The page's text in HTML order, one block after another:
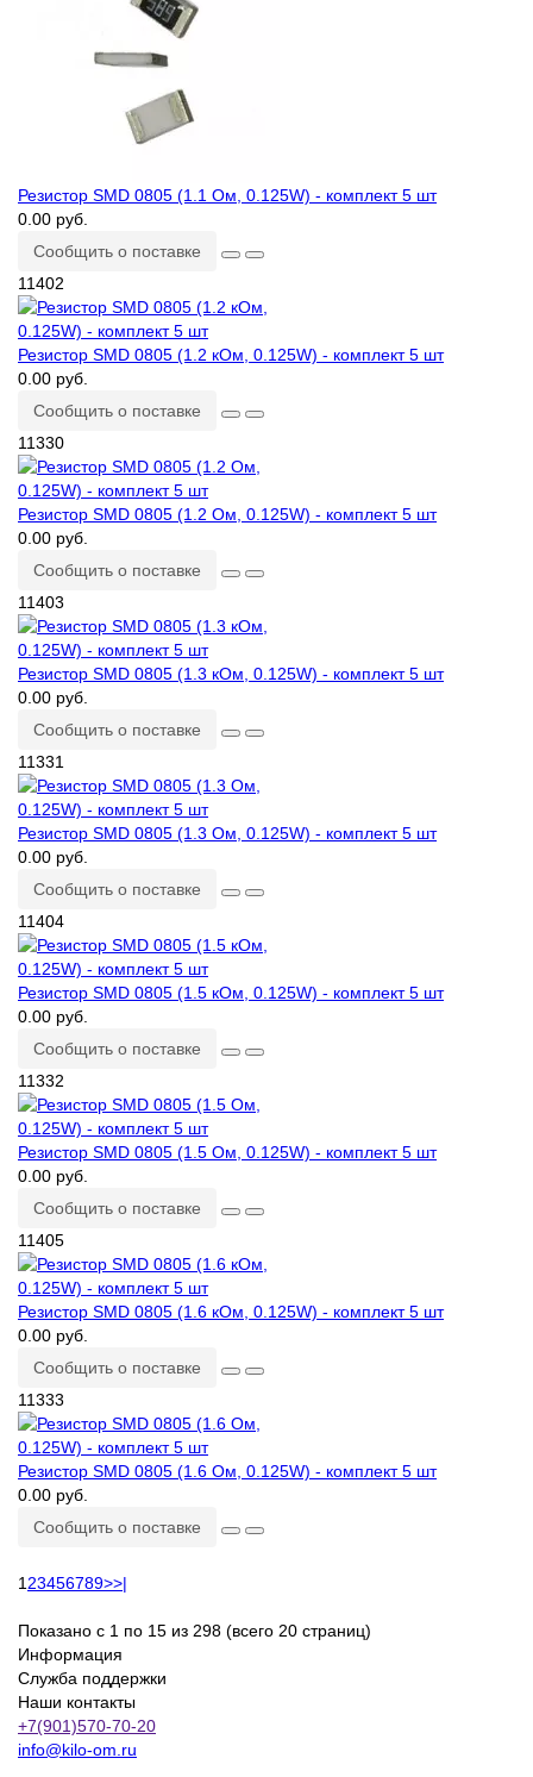
Резистор SMD 0805 (1.1 Ом, 0.125W) - комплект 5 шт
0.00 руб.
Сообщить о поставке
11402
Резистор SMD 0805 (1.2 кОм, 0.125W) - комплект 5 шт
0.00 руб.
Сообщить о поставке
11330
Резистор SMD 0805 (1.2 Ом, 0.125W) - комплект 5 шт
0.00 руб.
Сообщить о поставке
11403
Резистор SMD 0805 (1.3 кОм, 0.125W) - комплект 5 шт
0.00 руб.
Сообщить о поставке
11331
Резистор SMD 0805 (1.3 Ом, 0.125W) - комплект 5 шт
0.00 руб.
Сообщить о поставке
11404
Резистор SMD 0805 (1.5 кОм, 0.125W) - комплект 5 шт
0.00 руб.
Сообщить о поставке
11332
Резистор SMD 0805 (1.5 Ом, 0.125W) - комплект 5 шт
0.00 руб.
Сообщить о поставке
11405
Резистор SMD 0805 (1.6 кОм, 0.125W) - комплект 5 шт
0.00 руб.
Сообщить о поставке
11333
Резистор SMD 0805 (1.6 Ом, 0.125W) - комплект 5 шт
0.00 руб.
Сообщить о поставке
1 23456789>>|
Показано с 1 по 15 из 298 (всего 20 страниц)
Информация
Служба поддержки
Наши контакты
+7(901)570-70-20
info@kilo-om.ru